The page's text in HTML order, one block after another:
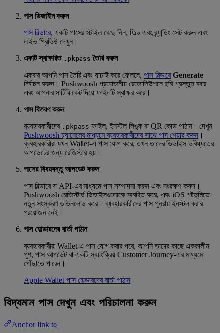
পাস ডিজাইন করুন
পাস বিল্ডারে, একটি পাসের স্টাইল বেছে নিন, ফিল্ড এবং ব্র্যান্ডিং সেট করুন এবং
লাইভ প্রিভিউ দেখুন।
একটি স্বাক্ষরিত .pkpass তৈরি করুন
একবার আপনি পাস তৈরি এবং যাচাই করে ফেললে, পাস বিল্ডারে Generate
নির্বাচন করুন। Pushwoosh প্রয়োজনীয় রেজোলিউশনে ছবি প্রস্তুত করে
এবং আপনার সার্টিফিকেট দিয়ে ফাইলটি স্বাক্ষর করে।
পাস বিতরণ করুন
ব্যবহারকারীদের .pkpass ফাইল, ইনস্টল লিঙ্ক বা QR কোড পাঠান। দেখুন
Pushwoosh চ্যানেলের মাধ্যমে ব্যবহারকারীদের সাথে পাস শেয়ার করুন ।
ব্যবহারকারীরা যখন Wallet-এ পাস যোগ করে, তখন তাদের ডিভাইস ভবিষ্যতের
আপডেটের জন্য রেজিস্টার হয়।
পাসের বিষয়বস্তু আপডেট করুন
পাস বিল্ডারে বা API-এর মাধ্যমে পাস সম্পাদনা করুন এবং সংরক্ষণ করুন।
Pushwoosh রেজিস্টার্ড ডিভাইসগুলোকে অবহিত করে, এবং iOS পটভূমিতে
নতুন সংস্করণ ডাউনলোড করে। ব্যবহারকারীদের পাস পুনরায় ইনস্টল করার
প্রয়োজন নেই।
পাস হোল্ডারদের বার্তা পাঠান
ব্যবহারকারীরা Wallet-এ পাস যোগ করার পরে, আপনি তাদের কাছে এককালীন
পুশ, পাস আপডেট বা একটি স্বয়ংক্রিয় Customer Journey-এর মাধ্যমে
পৌঁছাতে পারেন।
Apple Wallet পাস হোল্ডারদের বার্তা পাঠান
বিদ্যমান পাস দেখুন এবং পরিচালনা করুন
Anchor link to